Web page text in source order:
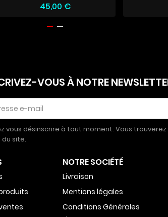
45,00 €
VOUS À NOTRE
vous désinscrire à tout moment. Vous
site.
NOTRE SOCIÉTÉ
Livraison
Mentions légales
Conditions Générales